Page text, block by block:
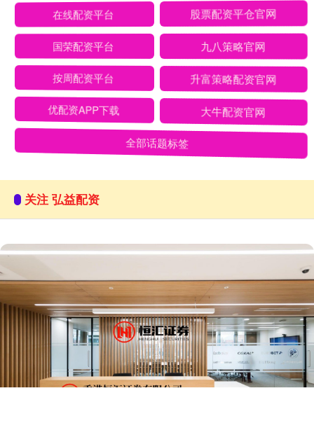
在线配资平台 股票配资平仓官网
国荣配资平台 九八策略官网
按周配资平台 升富策略配资官网
优配资APP下载 大牛配资官网
全部话题标签
关注 弘益配资